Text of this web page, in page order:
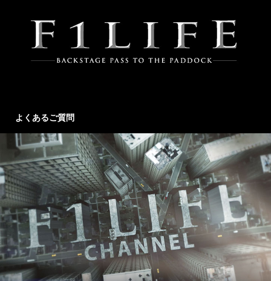
よくあるご質問